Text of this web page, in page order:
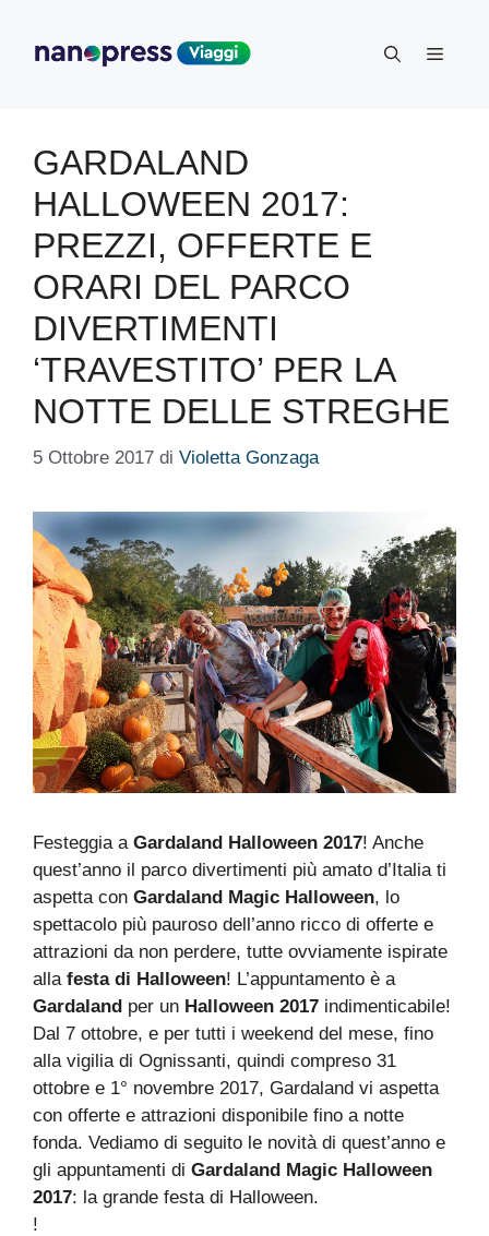
contenuto
Menu
GARDALAND
HALLOWEEN 2017:
PREZZI, OFFERTE E
ORARI DEL PARCO
DIVERTIMENTI
‘TRAVESTITO’ PER LA
NOTTE DELLE STREGHE
5 Ottobre 2017 di Violetta Gonzaga
Festeggia a Gardaland Halloween 2017! Anche
quest’anno il parco divertimenti più amato d’Italia ti
aspetta con Gardaland Magic Halloween, lo
spettacolo più pauroso dell’anno ricco di offerte e
attrazioni da non perdere, tutte ovviamente ispirate
alla festa di Halloween! L’appuntamento è a
Gardaland per un Halloween 2017 indimenticabile!
Dal 7 ottobre, e per tutti i weekend del mese, fino
alla vigilia di Ognissanti, quindi compreso 31
ottobre e 1° novembre 2017, Gardaland vi aspetta
con offerte e attrazioni disponibile fino a notte
fonda. Vediamo di seguito le novità di quest’anno e
gli appuntamenti di Gardaland Magic Halloween
2017: la grande festa di Halloween.
!